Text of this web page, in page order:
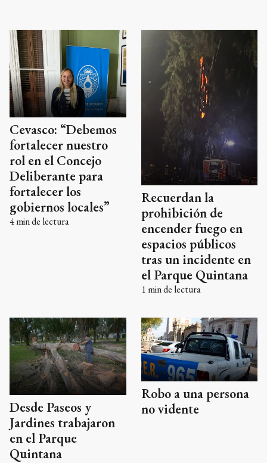
renovación integral de los baños del Parque
Intendente Quintana, trabajos que buscan
optimizar la infraestructura y brindar mejores
servicios a los vecinos.
Cevasco: “Debemos
fortalecer nuestro
rol en el Concejo
Deliberante para
fortalecer los
gobiernos locales”
4min de lectura
Recuerdan la
prohibición de
encender fuego en
espacios públicos
tras un incidente en
el Parque Quintana
1 min de lectura
Desde Paseos y
Jardines trabajaron
en el Parque
Quintana
Robo a una persona
no vidente